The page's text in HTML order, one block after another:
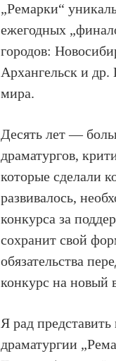
„Ремарки“
ежегодных
городов:
Архангельск и
мира.
Десять лет —
драматургов,
которые сделали
развивалось,
конкурса за
сохранит свой
обязательства
конкурс на новый
Я рад
драматургии